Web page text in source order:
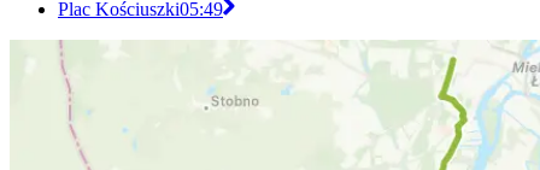
Plac Kościuszki05:49